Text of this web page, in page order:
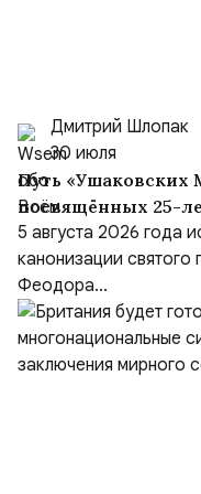
Дмитрий Шлопак
30 июля
Путь «Ушаковских
посвящённых 25-
адмирала
5 августа 2026 года
канонизации святого
Феодора...